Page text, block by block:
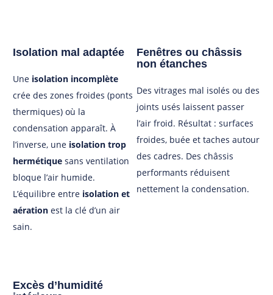
Isolation mal adaptée
Une isolation incomplète
crée des zones froides (ponts
thermiques) où la
condensation apparaît. À
l’inverse, une isolation trop
hermétique sans ventilation
bloque l’air humide.
L’équilibre entre isolation et
aération est la clé d’un air
sain.
Fenêtres ou châssis
non étanches
Des vitrages mal isolés ou des
joints usés laissent passer
l’air froid. Résultat : surfaces
froides, buée et taches autour
des cadres. Des châssis
performants réduisent
nettement la condensation.
Excès d’humidité